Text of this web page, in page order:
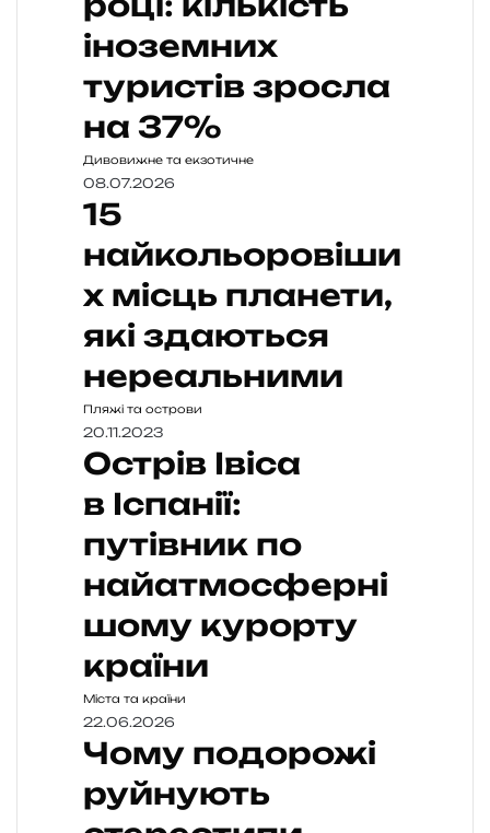
іноземних
туристів зросла
на 37%
Дивовижне та екзотичне
08.07.2026
15
найкольоровіши
х місць планети,
які здаються
нереальними
Пляжі та острови
20.11.2023
Острів Івіса
в Іспанії:
путівник по
найатмосферні
шому курорту
країни
Міста та країни
22.06.2026
Чому подорожі
руйнують